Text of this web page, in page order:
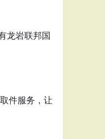
龙岩联邦国
件服务，让